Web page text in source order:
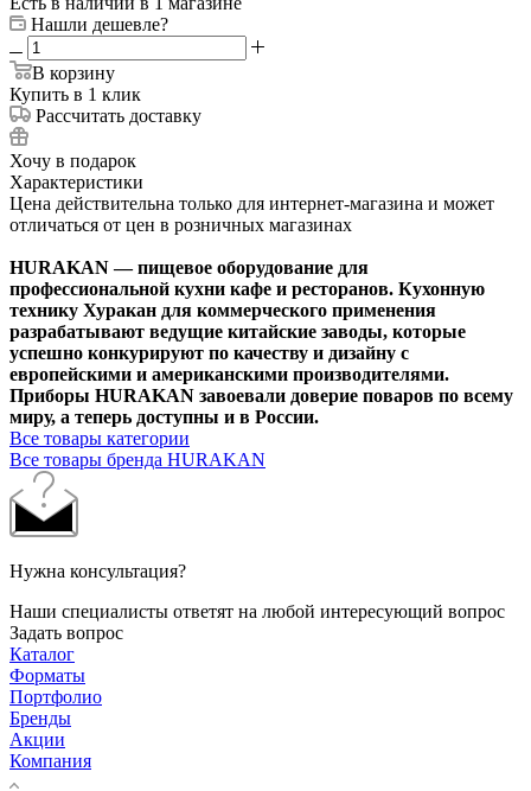
Нашли дешевле?
В корзину
Купить в 1 клик
Рассчитать доставку
Хочу в подарок
Характеристики
Цена действительна только для интернет-магазина и может
отличаться от цен в розничных магазинах
HURAKAN — пищевое оборудование для
профессиональной кухни кафе и ресторанов. Кухонную
технику Хуракан для коммерческого применения
разрабатывают ведущие китайские заводы, которые
успешно конкурируют по качеству и дизайну с
европейскими и американскими производителями.
Приборы HURAKAN завоевали доверие поваров по всему
миру, а теперь доступны и в России.
Все товары категории
Все товары бренда HURAKAN
Нужна консультация?
Наши специалисты ответят на любой интересующий вопрос
Задать вопрос
Каталог
Форматы
Портфолио
Бренды
Акции
Компания